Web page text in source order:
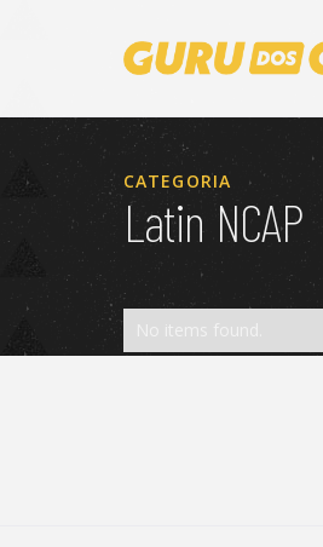
CATEGORIA
Latin NCAP